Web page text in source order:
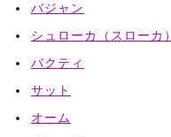
バジャン
シュローカ（スローカ）
バクティ
サット
オーム